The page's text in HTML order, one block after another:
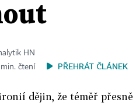
HN
čtení
PŘEHRÁT ČLÁNEK
dějin, že téměř přesně